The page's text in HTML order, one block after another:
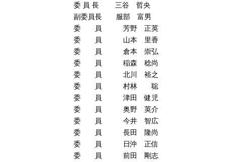
委 員 長 三谷 哲央
副委員長 服部 富男
委 員 芳野 正英
委 員 山本 里香
委 員 倉本 崇弘
委 員 稲森 稔尚
委 員 北川 裕之
委 員 村林 聡
委 員 津田 健児
委 員 奥野 英介
委 員 今井 智広
委 員 長田 隆尚
委 員 日沖 正信
委 員 前田 剛志